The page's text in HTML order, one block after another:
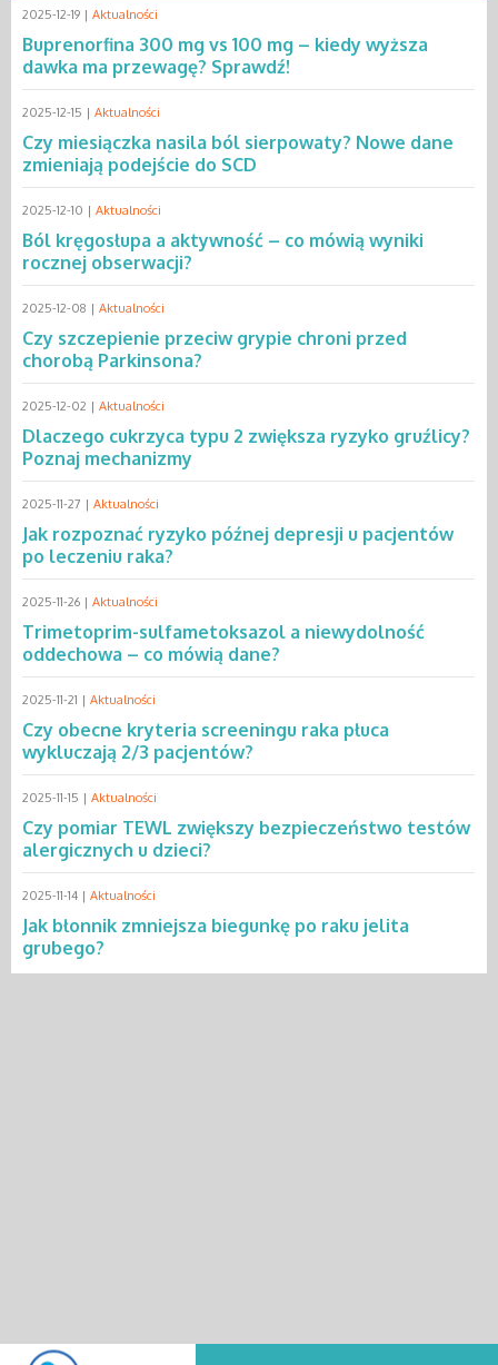
2025-12-19 | Aktualności
Buprenorfina 300 mg vs 100 mg – kiedy wyższa
dawka ma przewagę? Sprawdź!
2025-12-15 | Aktualności
Czy miesiączka nasila ból sierpowaty? Nowe dane
zmieniają podejście do SCD
2025-12-10 | Aktualności
Ból kręgosłupa a aktywność – co mówią wyniki
rocznej obserwacji?
2025-12-08 | Aktualności
Czy szczepienie przeciw grypie chroni przed
chorobą Parkinsona?
2025-12-02 | Aktualności
Dlaczego cukrzyca typu 2 zwiększa ryzyko gruźlicy?
Poznaj mechanizmy
2025-11-27 | Aktualności
Jak rozpoznać ryzyko późnej depresji u pacjentów
po leczeniu raka?
2025-11-26 | Aktualności
Trimetoprim-sulfametoksazol a niewydolność
oddechowa – co mówią dane?
2025-11-21 | Aktualności
Czy obecne kryteria screeningu raka płuca
wykluczają 2/3 pacjentów?
2025-11-15 | Aktualności
Czy pomiar TEWL zwiększy bezpieczeństwo testów
alergicznych u dzieci?
2025-11-14 | Aktualności
Jak błonnik zmniejsza biegunkę po raku jelita
grubego?